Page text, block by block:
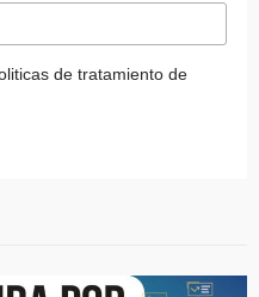
de tratamiento de